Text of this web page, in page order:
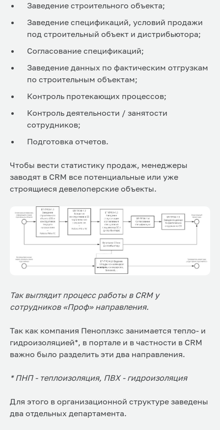
Заведение строительного объекта;
Заведение спецификаций, условий продажи
под строительный объект и дистрибьютора;
Согласование спецификаций;
Заведение данных по фактическим отгрузкам
по строительным объектам;
Контроль протекающих процессов;
Контроль деятельности / занятости
сотрудников;
Подготовка отчетов.
Чтобы вести статистику продаж, менеджеры
заводят в CRM все потенциальные или уже
строящиеся девелоперские объекты.
Так выглядит процесс работы в CRM у
сотрудников «Проф» направления.
Так как компания Пеноплэкс занимается тепло- и
гидроизоляцией*, в портале и в частности в CRM
важно было разделить эти два направления.
* ПНП - теплоизоляция, ПВХ - гидроизоляция
Для этого в организационной структуре заведены
два отдельных департамента.